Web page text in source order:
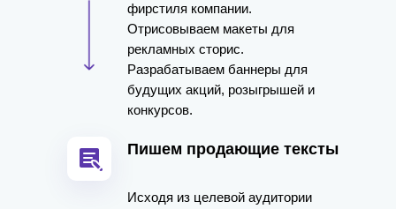
фирстиля компании.
Отрисовываем макеты для
рекламных сторис.
Разрабатываем баннеры для
будущих акций, розыгрышей и
конкурсов.
Пишем продающие тексты
Исходя из целевой аудитории